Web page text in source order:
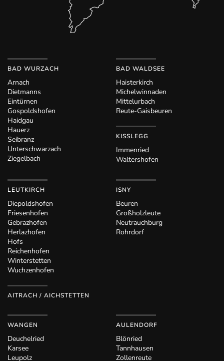
BAD WURZACH
Arnach
Dietmanns
Eintürnen
Gospoldshofen
Haidgau
Hauerz
Seibranz
Unterschwarzach
Ziegelbach
BAD WALDSEE
Haisterkirch
Michelwinnaden
Mittelurbach
Reute-Gaisbeuren
KISSLEGG
Immenried
Waltershofen
LEUTKIRCH
Diepoldshofen
Friesenhofen
Gebrazhofen
Herlazhofen
Hofs
Reichenhofen
Winterstetten
Wuchzenhofen
AITRACH / AICHSTETTEN
ISNY
Beuren
Großholzleute
Neutrauchburg
Rohrdorf
WANGEN
Deuchelried
Karsee
Leupolz
AULENDORF
Blönried
Tannhausen
Zollenreute